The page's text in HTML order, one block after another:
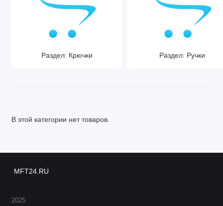
Раздел: Крючки Раздел: Ручки
В этой категории нет товаров.
MFT24.RU
2025